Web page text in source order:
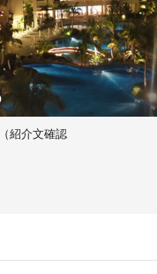
紹介文確認